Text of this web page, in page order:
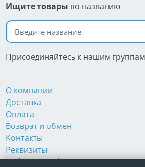
Ищите товары по названию
Поиск по названию
Присоединяйтесь к нашим группам
О компании
Доставка
Оплата
Возврат и обмен
Контакты
Реквизиты
Публичная оферта